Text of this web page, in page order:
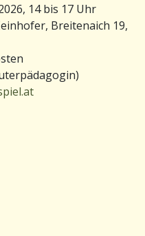
14 bis 17 Uhr
Breitenaich 19,